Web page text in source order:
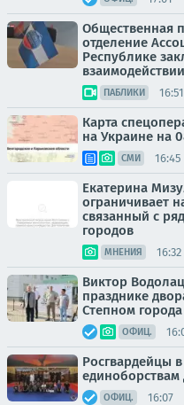
Общественная
отделение
Республике
взаимодействии
ПАБЛИКИ 16:51
Карта
на Украине на
СМИ 16:45
Екатерина
ограничивает
связанный с
городов
МНЕНИЯ 16:32
Виктор
празднике
Степном
ОФИЦ.
Росгвардейцы
ОФИЦ. 16:07